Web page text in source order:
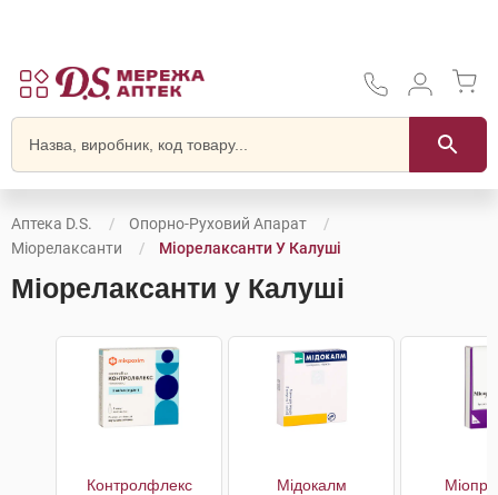
Аптека D.S.
Опорно-Руховий Апарат
Міорелаксанти
Міорелаксанти У Калуші
Міорелаксанти у Калуші
Контролфлекс Мідокалм